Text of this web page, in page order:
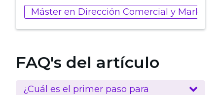
Máster en Dirección Comercial y
FAQ's del artículo
¿Cuál es el primer paso para